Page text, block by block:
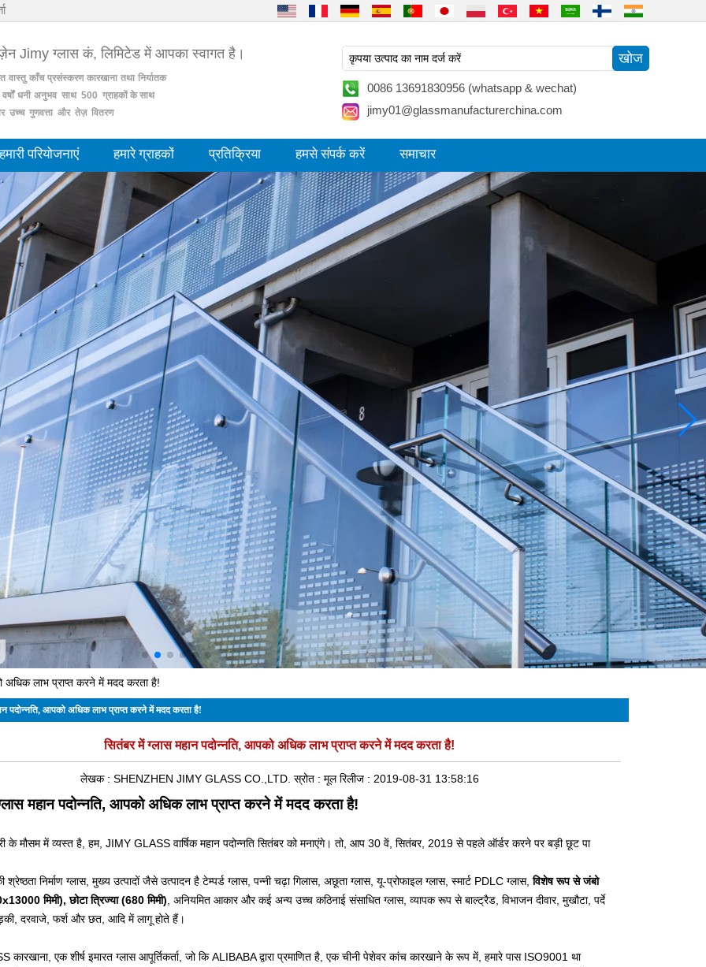
Jimy ग्लास कं, लिमिटेड में आपका स्वागत है।
वास्तु काँच प्रसंस्करण कारखाना तथा निर्यातक
वर्षों धनी अनुभव साथ 500 ग्राहकों के साथ
उच्च गुणवत्ता और तेज़ वितरण
0086 13691830956 (whatsapp & wechat)
jimy01@glassmanufacturerchina.com
हमारी परियोजनाएं हमारे ग्राहकों प्रतिक्रिया हमसे संपर्क करें समाचार
अधिक लाभ प्राप्त करने में मदद करता है!
पदोन्नति, आपको अधिक लाभ प्राप्त करने में मदद करता है!
सितंबर में ग्लास महान पदोन्नति, आपको अधिक लाभ प्राप्त करने में मदद करता है!
लेखक : SHENZHEN JIMY GLASS CO.,LTD. स्रोत : मूल रिलीज : 2019-08-31 13:58:16
महान पदोन्नति, आपको अधिक लाभ प्राप्त करने में मदद करता है!
के मौसम में व्यस्त है, हम, JIMY GLASS वार्षिक महान पदोन्नति सितंबर को मनाएंगे। तो, आप 30 वें, सितंबर, 2019 से पहले ऑर्डर करने पर बड़ी छूट पा
श्रेष्ठता निर्माण ग्लास, मुख्य उत्पादों जैसे उत्पादन है टेम्पर्ड ग्लास, पन्नी चढ़ा गिलास, अछूता ग्लास, यू-प्रोफाइल ग्लास, स्मार्ट PDLC ग्लास,विशेष रूप से जंबो
मिमी), छोटा त्रिज्या (680 मिमी) , अनियमित आकार और कई अन्य उच्च कठिनाई संसाधित ग्लास, व्यापक रूप से बाल्ट्रैड, विभाजन दीवार, मुखौटा, पर्दे
दरवाजे, फर्श और छत, आदि में लागू होते हैं।
कारखाना, एक शीर्ष इमारत ग्लास आपूर्तिकर्ता, जो कि ALIBABA द्वारा प्रमाणित है, एक चीनी पेशेवर कांच कारखाने के रूप में, हमारे पास ISO9001 था